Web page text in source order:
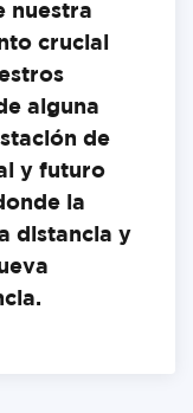
nuestra
crucial
alguna
de
y futuro
la
distancia y